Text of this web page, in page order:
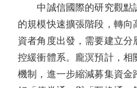
中誠信國際的研究觀點
的規模快速擴張階段，轉
資者角度出發，需要建立
控緩衝體系。龐溟預計，相
機制，進一步縮減募集資金